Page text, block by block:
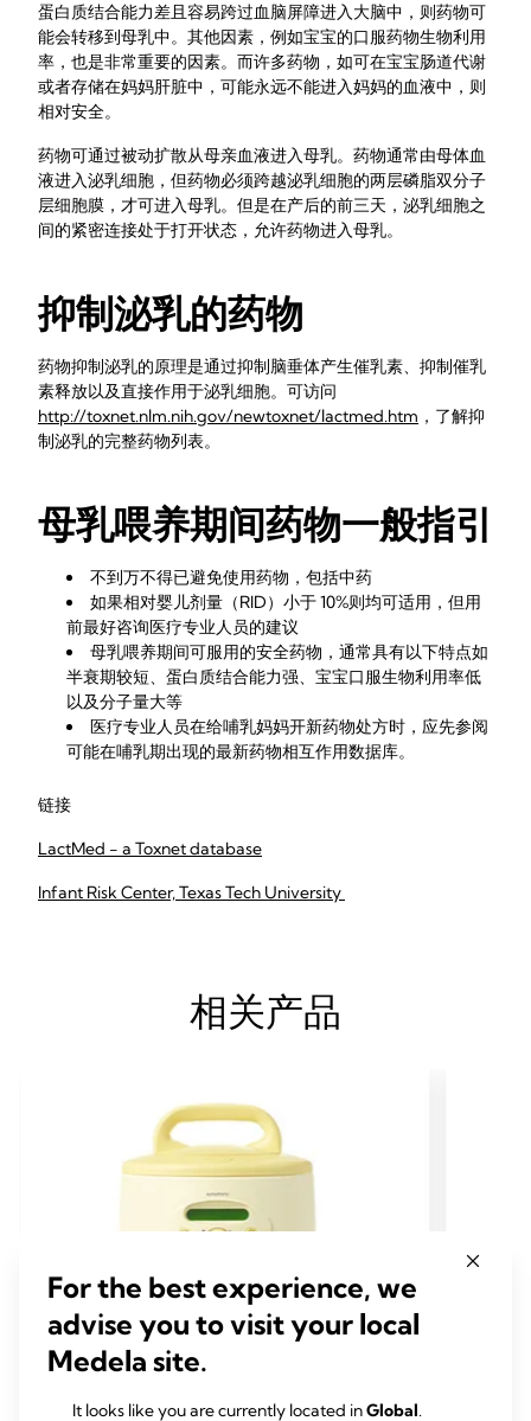
蛋白质结合能力差且容易跨过血脑屏障进入大脑中，则药物可
能会转移到母乳中。其他因素，例如宝宝的口服药物生物利用
率，也是非常重要的因素。而许多药物，如可在宝宝肠道代谢
或者存储在妈妈肝脏中，可能永远不能进入妈妈的血液中，则
相对安全。
药物可通过被动扩散从母亲血液进入母乳。药物通常由母体血
液进入泌乳细胞，但药物必须跨越泌乳细胞的两层磷脂双分子
层细胞膜，才可进入母乳。但是在产后的前三天，泌乳细胞之
间的紧密连接处于打开状态，允许药物进入母乳。
抑制泌乳的药物
药物抑制泌乳的原理是通过抑制脑垂体产生催乳素、抑制催乳
素释放以及直接作用于泌乳细胞。可访问
http://toxnet.nlm.nih.gov/newtoxnet/lactmed.htm ，了解抑
制泌乳的完整药物列表。
母乳喂养期间药物一般指引
不到万不得已避免使用药物，包括中药
如果相对婴儿剂量（RID）小于 10%则均可适用，但用
前最好咨询医疗专业人员的建议
母乳喂养期间可服用的安全药物，通常具有以下特点如
半衰期较短、蛋白质结合能力强、宝宝口服生物利用率低
以及分子量大等
医疗专业人员在给哺乳妈妈开新药物处方时，应先参阅
可能在哺乳期出现的最新药物相互作用数据库。
链接
LactMed - a Toxnet database
Infant Risk Center, Texas Tech University
相关产品
For the best experience, we
advise you to visit your local
Medela site.
It looks like you are currently located inGlobal.